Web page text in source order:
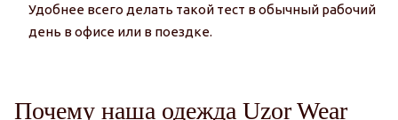
Удобнее всего делать такой тест в обычный рабочий
день в офисе или в поездке.
Почему наша одежда Uzor Wear